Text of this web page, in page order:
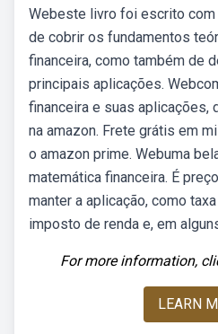
Webeste livro foi escrito
de cobrir os fundamentos
financeira, como também de
principais aplicações.
financeira e suas aplicações,
na amazon. Frete grátis em
o amazon prime. Webuma
matemática financeira. É
manter a aplicação, como
imposto de renda e, em
For more information,
LEARN